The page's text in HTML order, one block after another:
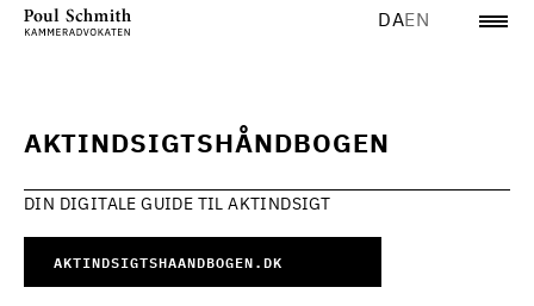
DAEN
AKTINDSIGTSHÅNDBOGEN
DIN DIGITALE GUIDE TIL AKTINDSIGT
AKTINDSIGTSHAANDBOGEN.DK